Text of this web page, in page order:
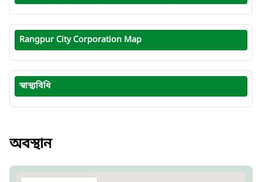
Rangpur City Corporation Map
স্বাস্থ্যবিধি
অবস্থান